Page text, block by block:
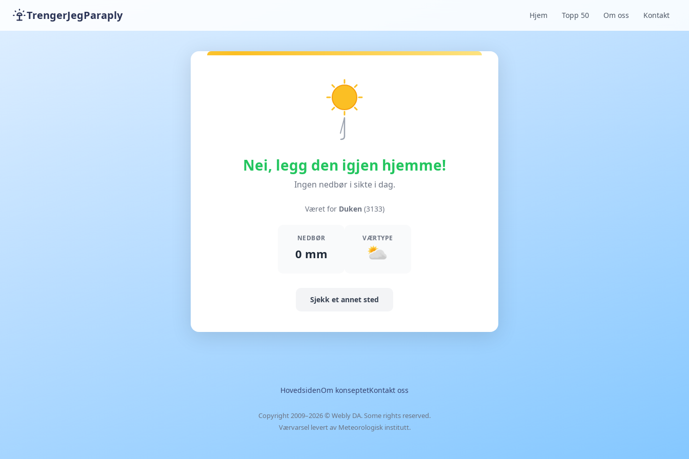
TrengerJegParaply Hjem Topp 50 Om oss Kontakt
Nei, legg den igjen hjemme!
Ingen nedbør i sikte i dag.
Været for Duken (3133)
NEDBØR
0 mm
VÆRTYPE
Sjekk et annet sted
HovedsidenOm konseptetKontakt oss
Copyright 2009–2026 © Webly DA. Some rights reserved.
Værvarsel levert av Meteorologisk institutt.